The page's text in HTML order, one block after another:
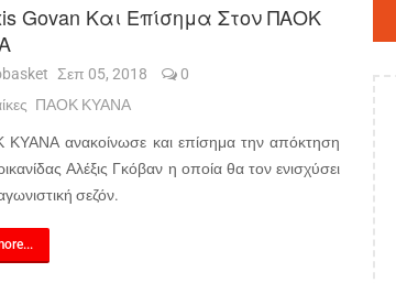
Govan Και Επίσημα Στον ΠΑΟΚ
Σεπ 05, 2018
0
ΠΑΟΚ ΚΥΑΝΑ
ανακοίνωσε και επίσημα την απόκτηση
Αλέξις Γκόβαν η οποία θα τον ενισχύσει
σεζόν.